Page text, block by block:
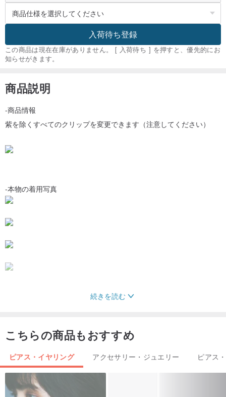
入荷待ち登録
この商品は現在在庫がありません。 [ 入荷待ち ] を押すと、優先的にお
知らせがきます。
商品説明
-商品情報
紫を除くすべてのクリップを変更できます（注意してください）
-本物の着用写真
のくぼみなどの手作りの跡が必然的にあり、全体的な外観には影響
しません。
。 ️完璧主義者は慎重に選んでください‼ ️ありがとう
続きを読む
こちらの商品もおすすめ
ピアス・イヤリング アクセサリー・ジュエリー ピアス